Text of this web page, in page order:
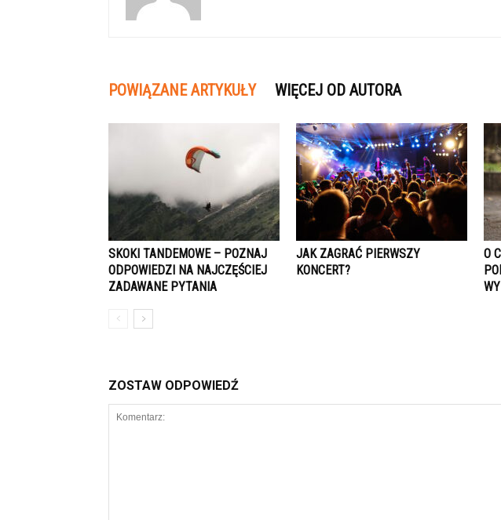
POWIĄZANE ARTYKUŁY WIĘCEJ OD AUTORA
SKOKI TANDEMOWE – POZNAJ
ODPOWIEDZI NA NAJCZĘŚCIEJ
ZADAWANE PYTANIA
JAK ZAGRAĆ PIERWSZY
KONCERT?
O
ZOSTAW ODPOWIEDŹ